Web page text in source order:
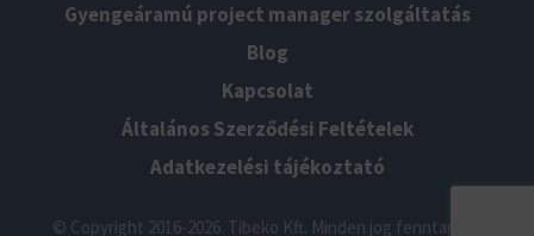
Gyengeáramú project manager szolgáltatás
Blog
Kapcsolat
Általános Szerződési Feltételek
Adatkezelési tájékoztató
© Copyright 2016-2026. Tibeko Kft. Minden jog fenntartva!